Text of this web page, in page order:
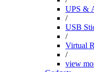
UPS &
/
USB
/
Virtual
/
view